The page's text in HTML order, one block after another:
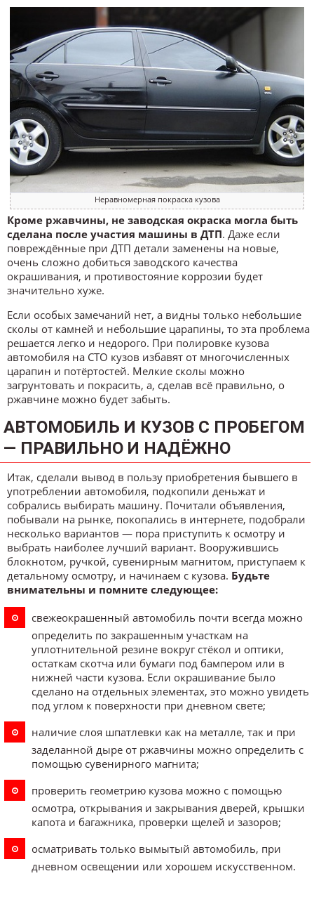
Неравномерная покраска кузова
Кроме ржавчины, не заводская окраска могла быть
сделана после участия машины в ДТП. Даже если
повреждённые при ДТП детали заменены на новые,
очень сложно добиться заводского качества
окрашивания, и противостояние коррозии будет
значительно хуже.
Если особых замечаний нет, а видны только небольшие
сколы от камней и небольшие царапины, то эта проблема
решается легко и недорого. При полировке кузова
автомобиля на СТО кузов избавят от многочисленных
царапин и потёртостей. Мелкие сколы можно
загрунтовать и покрасить, а, сделав всё правильно, о
ржавчине можно будет забыть.
АВТОМОБИЛЬ И КУЗОВ С ПРОБЕГОМ
— ПРАВИЛЬНО И НАДЁЖНО
Итак, сделали вывод в пользу приобретения бывшего в
употреблении автомобиля, подкопили деньжат и
собрались выбирать машину. Почитали объявления,
побывали на рынке, покопались в интернете, подобрали
несколько вариантов — пора приступить к осмотру и
выбрать наиболее лучший вариант. Вооружившись
блокнотом, ручкой, сувенирным магнитом, приступаем к
детальному осмотру, и начинаем с кузова. Будьте
внимательны и помните следующее:
свежеокрашенный автомобиль почти всегда можно
определить по закрашенным участкам на
уплотнительной резине вокруг стёкол и оптики,
остаткам скотча или бумаги под бампером или в
нижней части кузова. Если окрашивание было
сделано на отдельных элементах, это можно увидеть
под углом к поверхности при дневном свете;
наличие слоя шпатлевки как на металле, так и при
заделанной дыре от ржавчины можно определить с
помощью сувенирного магнита;
проверить геометрию кузова можно с помощью
осмотра, открывания и закрывания дверей, крышки
капота и багажника, проверки щелей и зазоров;
осматривать только вымытый автомобиль, при
дневном освещении или хорошем искусственном.